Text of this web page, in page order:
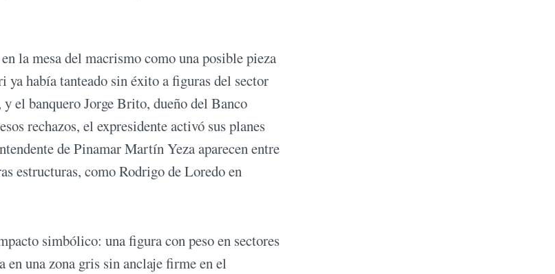
la mesa del macrismo como una posible pieza
había tanteado sin éxito a figuras del sector
el banquero Jorge Brito, dueño del Banco
rechazos, el expresidente activó sus planes
de Pinamar Martín Yeza aparecen entre
estructuras, como Rodrigo de Loredo en
simbólico: una figura con peso en sectores
en una zona gris sin anclaje firme en el